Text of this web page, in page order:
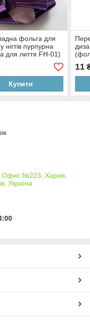
фольга для
нігтів пурпурна
для лиття FH-01)
PROF
Купити
08)
11
Офис №223, Харків,
Україна